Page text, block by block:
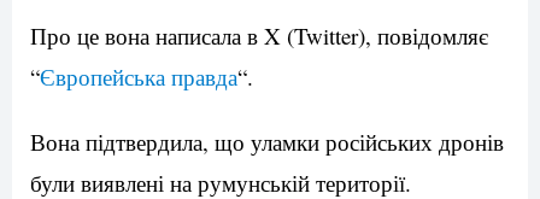
Про це вона написала в X (Twitter), повідомляє
“Європейська правда“.
Вона підтвердила, що уламки російських дронів
були виявлені на румунській території.